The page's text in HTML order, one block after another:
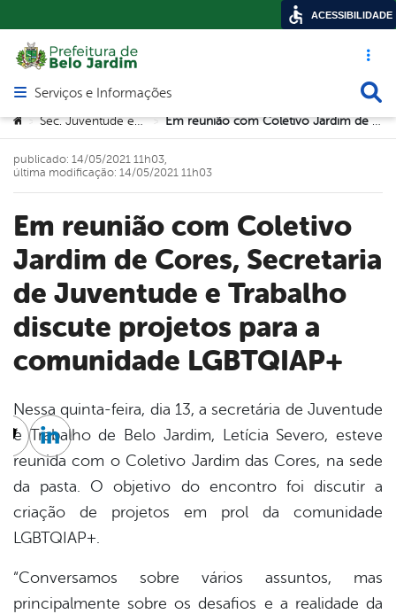
Acesso
Abrir menu principal de navegação
Serviços e Informações
Você está aqui:
> Sec. Juventude e Trabalho > Em reunião com Coletivo Jardim de Cores, Secretaria de Juventude e Trabalho discute projetos para a comunidade LGBTQIAP+
Em reunião com Coletivo
Jardim de Cores, Secretaria
de Juventude e Trabalho
discute projetos para a
comunidade LGBTQIAP+
publicado: 14/05/2021 11h03,
última modificação: 14/05/2021 11h03
Nessa quinta-feira, dia 13, a secretária de Juventude
e Trabalho de Belo Jardim, Letícia Severo, esteve
reunida com o Coletivo Jardim das Cores, na sede
da pasta. O objetivo do encontro foi discutir a
criação de projetos em prol da comunidade
LGBTQIAP+.
“Conversamos sobre vários assuntos, mas
principalmente sobre os desafios e a realidade da
Twitter
Linkedin
ACESSIBILIDADE